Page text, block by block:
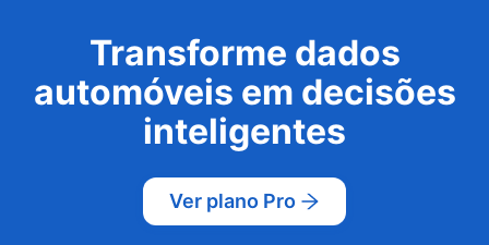
Transforme dados
automóveis em decisões
inteligentes
Ver plano Pro